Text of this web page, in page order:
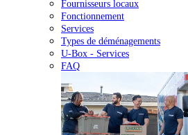
Fournisseurs locaux
Fonctionnement
Services
Types de déménagements
U-Box - Services
FAQ